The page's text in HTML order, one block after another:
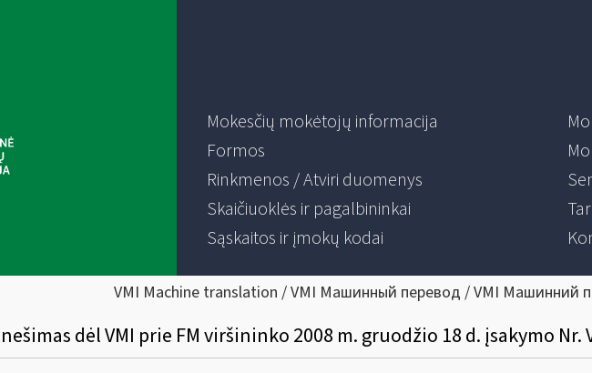
Mokesčių mokėtojų informacija
Formos
Rinkmenos / Atviri duomenys
Skaičiuoklės ir pagalbininkai
Sąskaitos ir įmokų kodai
VMI Machine translation / VMI Машинный перевод / VMI Машинний
dėl VMI prie FM viršininko 2008 m. gruodžio 18 d. įsakymo Nr.